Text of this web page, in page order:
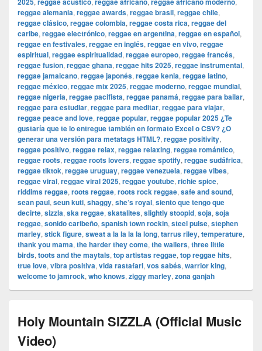
reggae alemania, reggae awards, reggae brasil, reggae chile,
reggae clásico, reggae colombia, reggae costa rica, reggae del
caribe, reggae electrónico, reggae en argentina, reggae en español,
reggae en festivales, reggae en inglés, reggae en vivo, reggae
espiritual, reggae espiritualidad, reggae europeo, reggae francés,
reggae fusion, reggae ghana, reggae hits 2025, reggae instrumental,
reggae jamaicano, reggae japonés, reggae kenia, reggae latino,
reggae méxico, reggae mix 2025, reggae moderno, reggae mundial,
reggae nigeria, reggae pacifista, reggae panamá, reggae para bailar,
reggae para estudiar, reggae para meditar, reggae para viajar,
reggae peace and love, reggae popular, reggae popular 2025 ¿Te
gustaría que te lo entregue también en formato Excel o CSV? ¿O
generar una versión para metatags HTML?, reggae positivity,
reggae positivo, reggae relax, reggae relaxing, reggae romántico,
reggae roots, reggae roots lovers, reggae spotify, reggae sudáfrica,
reggae tiktok, reggae uruguay, reggae venezuela, reggae vibes,
reggae viral, reggae viral 2025, reggae youtube, richie spice,
riddims reggae, roots reggae, roots rock reggae, safe and sound,
sean paul, seun kuti, shaggy, she’s royal, siento que tengo que
decirte, sizzla, ska reggae, skatalites, slightly stoopid, soja, soja
reggae, sonido caribeño, spanish town rockin, steel pulse, stephen
marley, stick figure, sweat a la la la la long, tarrus riley, temperature,
thank you mama, the harder they come, the wailers, three little
birds, toots and the maytals, top artistas reggae, top reggae hits,
true love, vibra positiva, vida rastafari, vos sabés, warrior king,
welcome to jamrock, who knows, ziggy marley, zona ganjah
Holy Mountain SIZZLA (Official Music
Video)